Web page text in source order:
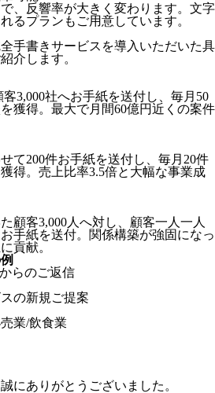
、反響率が大きく変わります。文字
るプランもご用意しています。
手書きサービスを導入いただいた具
介します。
3,000社へお手紙を送付し、毎月50
獲得。最大で月間60億円近くの案件
て200件お手紙を送付し、毎月20件
得。売上比率3.5倍と大幅な事業成
顧客3,000人へ対し、顧客一人一人
手紙を送付。関係構築が強固になっ
貢献。
らのご返信
の新規ご提案
業/飲食業
にありがとうございました。